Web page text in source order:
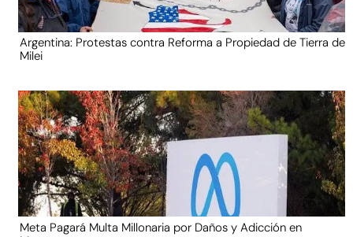
Argentina: Protestas contra Reforma a Propiedad de Tierra de
Milei
Meta Pagará Multa Millonaria por Daños y Adicción en